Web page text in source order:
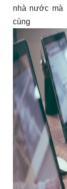
nhà nước mà
cùng